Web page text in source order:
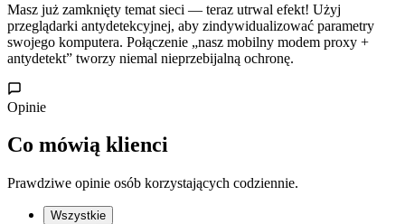
Masz już zamknięty temat sieci — teraz utrwal efekt! Użyj
przeglądarki antydetekcyjnej, aby zindywidualizować parametry
swojego komputera. Połączenie „nasz mobilny modem proxy +
antydetekt” tworzy niemal nieprzebijalną ochronę.
Opinie
Co mówią klienci
Prawdziwe opinie osób korzystających codziennie.
Wszystkie